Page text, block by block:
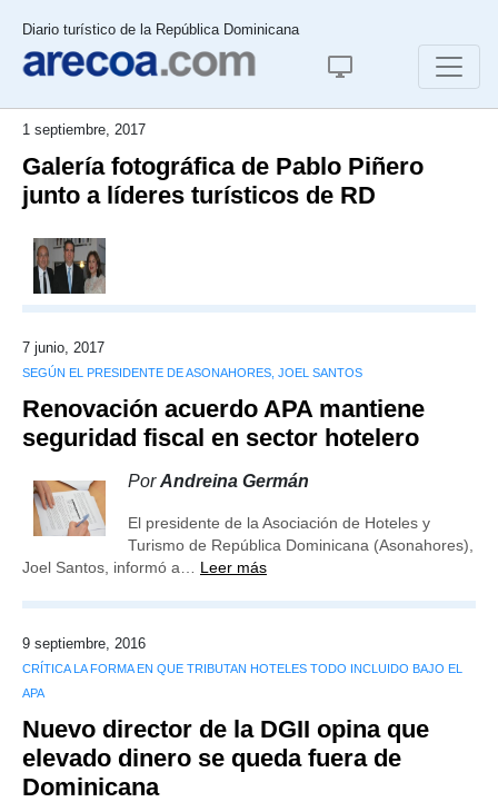
Diario turístico de la República Dominicana
1 septiembre, 2017
Galería fotográfica de Pablo Piñero
junto a líderes turísticos de RD
7 junio, 2017
SEGÚN EL PRESIDENTE DE ASONAHORES, JOEL SANTOS
Renovación acuerdo APA mantiene
seguridad fiscal en sector hotelero
PorAndreina Germán
El presidente de la Asociación de Hoteles y
Turismo de República Dominicana (Asonahores),
Joel Santos, informó a… Leer más
9 septiembre, 2016
CRÍTICA LA FORMA EN QUE TRIBUTAN HOTELES TODO INCLUIDO BAJO EL
APA
Nuevo director de la DGII opina que
elevado dinero se queda fuera de
Dominicana